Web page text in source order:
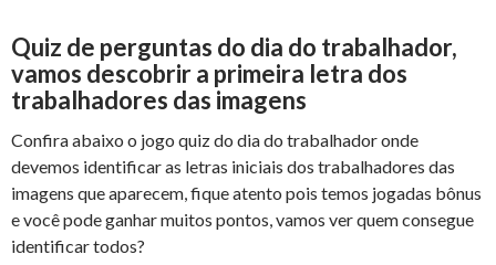
Quiz de perguntas do dia do trabalhador,
vamos descobrir a primeira letra dos
trabalhadores das imagens
Confira abaixo o jogo quiz do dia do trabalhador onde
devemos identificar as letras iniciais dos trabalhadores das
imagens que aparecem, fique atento pois temos jogadas bônus
e você pode ganhar muitos pontos, vamos ver quem consegue
identificar todos?